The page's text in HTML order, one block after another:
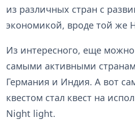
из различных стран с
экономикой, вроде той же
Из интересного, еще
самыми активными
Германия и Индия. А вот
квестом стал квест на
Night light.